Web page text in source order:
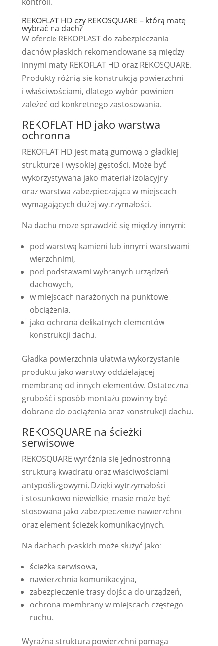
REKOFLAT HD czy REKOSQUARE – którą matę
wybrać na dach?
W ofercie REKOPLAST do zabezpieczania
dachów płaskich rekomendowane są między
innymi maty REKOFLAT HD oraz REKOSQUARE.
Produkty różnią się konstrukcją powierzchni
i właściwościami, dlatego wybór powinien
zależeć od konkretnego zastosowania.
REKOFLAT HD jako warstwa
ochronna
REKOFLAT HD jest matą gumową o gładkiej
strukturze i wysokiej gęstości. Może być
wykorzystywana jako materiał izolacyjny
oraz warstwa zabezpieczająca w miejscach
wymagających dużej wytrzymałości.
Na dachu może sprawdzić się między innymi:
pod warstwą kamieni lub innymi warstwami
wierzchnimi,
pod podstawami wybranych urządzeń
dachowych,
w miejscach narażonych na punktowe
obciążenia,
jako ochrona delikatnych elementów
konstrukcji dachu.
Gładka powierzchnia ułatwia wykorzystanie
produktu jako warstwy oddzielającej
membranę od innych elementów. Ostateczna
grubość i sposób montażu powinny być
dobrane do obciążenia oraz konstrukcji dachu.
REKOSQUARE na ścieżki
serwisowe
REKOSQUARE wyróżnia się jednostronną
strukturą kwadratu oraz właściwościami
antypoślizgowymi. Dzięki wytrzymałości
i stosunkowo niewielkiej masie może być
stosowana jako zabezpieczenie nawierzchni
oraz element ścieżek komunikacyjnych.
Na dachach płaskich może służyć jako:
ścieżka serwisowa,
nawierzchnia komunikacyjna,
zabezpieczenie trasy dojścia do urządzeń,
ochrona membrany w miejscach częstego
ruchu.
Wyraźna struktura powierzchni pomaga